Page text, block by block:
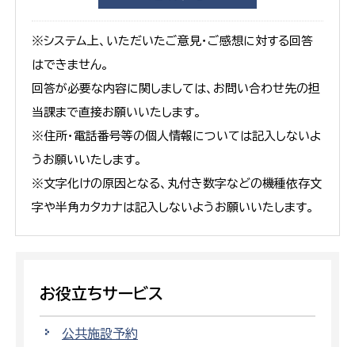
※システム上、いただいたご意見・ご感想に対する回答
はできません。
回答が必要な内容に関しましては、お問い合わせ先の担
当課まで直接お願いいたします。
※住所・電話番号等の個人情報については記入しないよ
うお願いいたします。
※文字化けの原因となる、丸付き数字などの機種依存文
字や半角カタカナは記入しないようお願いいたします。
お役立ちサービス
公共施設予約